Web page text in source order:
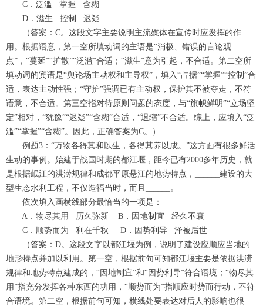
C．泛滥 掌握 含糊
D．滋生 控制 迟疑
（答案：C。这段文字主要说明主流媒体在宣传时应发挥的作
用。根据语意，第一空所填动词的主语是“消极、错误的言论观
点”，“蔓延”“扩散”“泛滥”合适；“滋生”意为引起，不合适。第二空所
填动词的宾语是“舆论场主动权和主导权”，填入“占据”“掌握”“控制”合
适，表达主动性强；“守护”强调已有主动权，保护其不被夺走，不符
语意，不合适。第三空指对待原则问题的态度，与“旗帜鲜明”“立场坚
定”相对，“犹豫”“迟疑”“含糊”合适，“退缩”不合适。综上，应填入“泛
滥”“掌握”“含糊”。因此，正确答案为C。）
例题3：“万物各得其和以生，各得其养以成。”这方面有很多鲜活
生动的事例。始建于战国时期的都江堰，距今已有2000多年历史，就
是根据岷江的洪涝规律和成都平原悬江的地势特点，______建设的大
型生态水利工程，不仅造福当时，而且______。
依次填入画横线部分最恰当的一项是：
A．物尽其用 历久弥新 B．因地制宜 经久不衰
C．顺势而为 利在千秋 D．因势利导 泽被后世
（答案：D。这段文字以都江堰为例，说明了建设应顺应当地的
地形特点并加以利用。第一空，根据前句可知都江堰主要是依据洪涝
规律和地势特点建成的，“因地制宜”和“因势利导”符合语境；“物尽其
用”指充分发挥各种东西的功用，“顺势而为”指顺应时势而行动，不符
合语境。第二空，根据前句可知，横线处要表达对后人的影响也很